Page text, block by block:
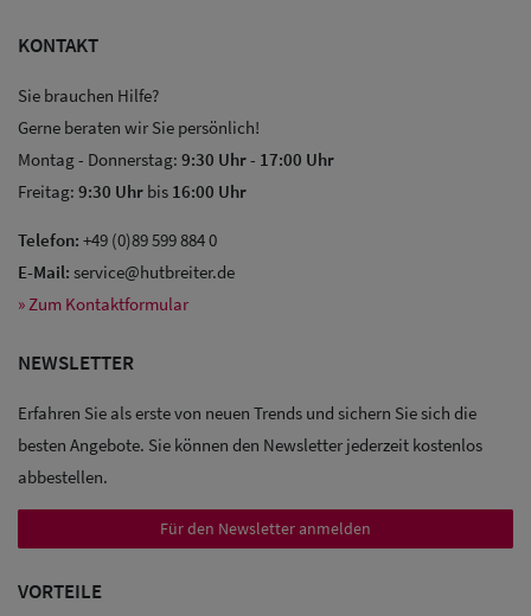
Sale: Caps
Sale:
KONTAKT
Sie brauchen Hilfe?
Gerne beraten wir Sie persönlich!
Montag - Donnerstag: 9:30 Uhr- 17:00 Uhr
Freitag: 9:30 Uhr bis 16:00 Uhr
Telefon: +49 (0)89 599 884 0
E-Mail: service@hutbreiter.de
» Zum Kontaktformular
NEWSLETTER
Erfahren Sie als erste von neuen Trends und sichern Sie sich die
besten Angebote. Sie können den Newsletter jederzeit kostenlos
abbestellen.
Für den Newsletter anmelden
VORTEILE